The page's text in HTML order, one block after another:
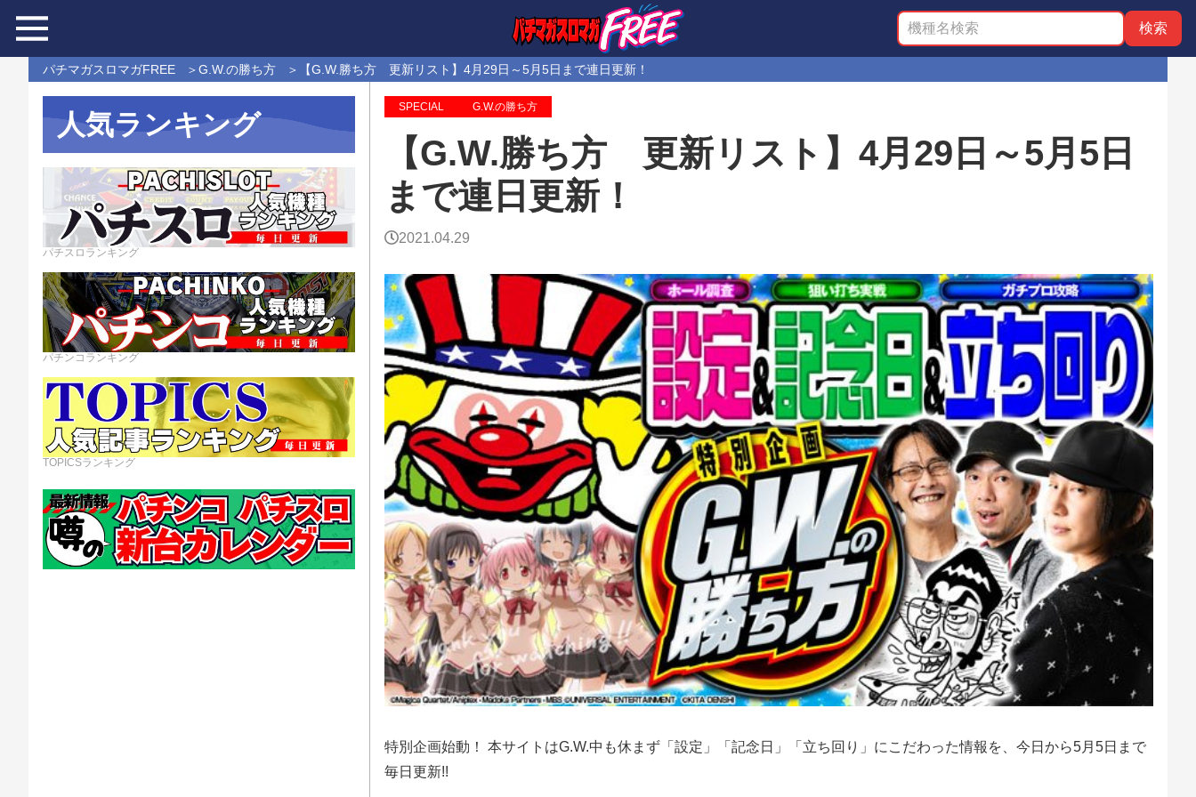
パチマガスロマガFREE G.W.の勝ち方 【G.W.勝ち方 更新リスト】4月29日～5月5日まで連日更新！
SPECIAL G.W.の勝ち方
【G.W.勝ち方 更新リスト】4月29日～5月5日
まで連日更新！
2021.04.29
特別企画始動！ 本サイトはG.W.中も休まず「設定」「記念日」「立ち回り」にこだわった情報を、今日から5月5日まで
毎日更新!!
人気ランキング
パチスロランキング
パチンコランキング
TOPICSランキング